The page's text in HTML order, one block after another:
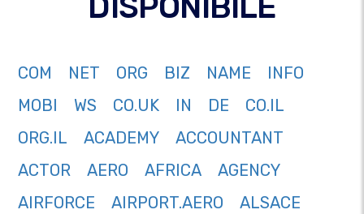
COM NET ORG BIZ NAME
INFO
MOBI
WS CO.UK IN DE
CO.IL
ORG.IL
ACADEMY
ACCOUNTANT
ACTOR
AERO AFRICA
AGENCY
AIRFORCE
AIRPORT.AERO
ALSACE